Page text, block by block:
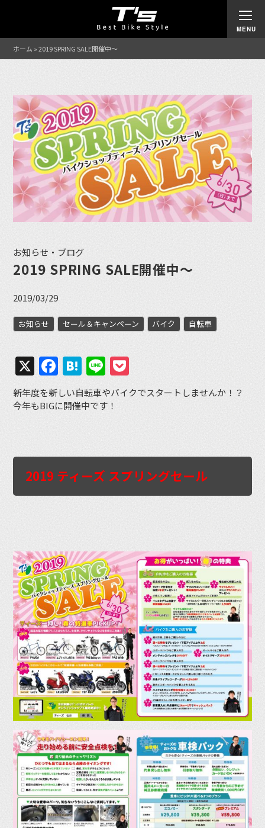
ホーム »2019 SPRING SALE開催中〜
お知らせ・ブログ
2019 SPRING SALE開催中〜
2019/03/29
お知らせ セール＆キャンペーン バイク 自転車
X Facebook
Hatena
Line
新年度を新しい自転車やバイクでスタートしませんか！？
今年もBIGに開催中です！
2019 ティーズ スプリングセール